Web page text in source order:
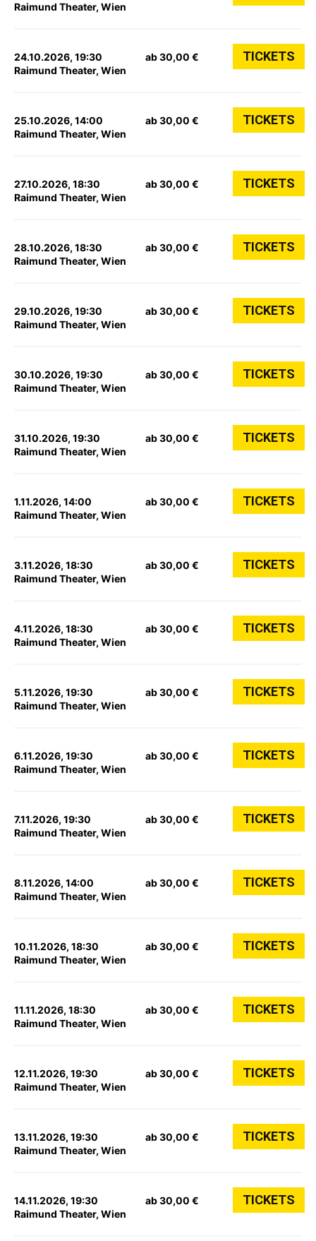
Raimund Theater, Wien
24.10.2026, 19:30
Raimund Theater, Wien
ab 30,00 € TICKETS
25.10.2026, 14:00
Raimund Theater, Wien
ab 30,00 € TICKETS
27.10.2026, 18:30
Raimund Theater, Wien
ab 30,00 € TICKETS
28.10.2026, 18:30
Raimund Theater, Wien
ab 30,00 € TICKETS
29.10.2026, 19:30
Raimund Theater, Wien
ab 30,00 € TICKETS
30.10.2026, 19:30
Raimund Theater, Wien
ab 30,00 € TICKETS
31.10.2026, 19:30
Raimund Theater, Wien
ab 30,00 € TICKETS
1.11.2026, 14:00
Raimund Theater, Wien
ab 30,00 € TICKETS
3.11.2026, 18:30
Raimund Theater, Wien
ab 30,00 € TICKETS
4.11.2026, 18:30
Raimund Theater, Wien
ab 30,00 € TICKETS
5.11.2026, 19:30
Raimund Theater, Wien
ab 30,00 € TICKETS
6.11.2026, 19:30
Raimund Theater, Wien
ab 30,00 € TICKETS
7.11.2026, 19:30
Raimund Theater, Wien
ab 30,00 € TICKETS
8.11.2026, 14:00
Raimund Theater, Wien
ab 30,00 € TICKETS
10.11.2026, 18:30
Raimund Theater, Wien
ab 30,00 € TICKETS
11.11.2026, 18:30
Raimund Theater, Wien
ab 30,00 € TICKETS
12.11.2026, 19:30
Raimund Theater, Wien
ab 30,00 € TICKETS
13.11.2026, 19:30
Raimund Theater, Wien
ab 30,00 € TICKETS
14.11.2026, 19:30
Raimund Theater, Wien
ab 30,00 € TICKETS